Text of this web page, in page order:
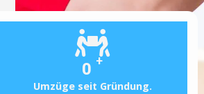
0 +
Umzüge seit Gründung.